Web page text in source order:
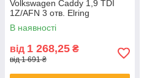
Volkswagen Caddy 1,9 TDI
1Z/AFN 3 отв. Elring
В наявності
від 1 268,25 ₴
від 1 691 ₴